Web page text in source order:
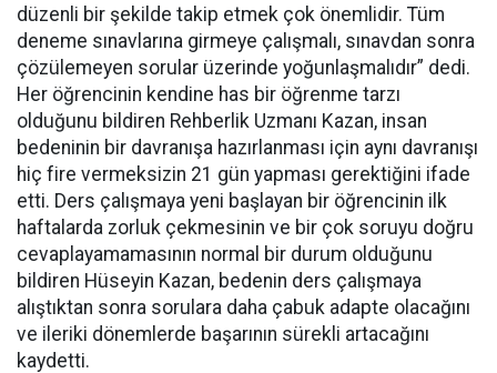
düzenli bir şekilde takip etmek çok önemlidir. Tüm
deneme sınavlarına girmeye çalışmalı, sınavdan sonra
çözülemeyen sorular üzerinde yoğunlaşmalıdır” dedi.
Her öğrencinin kendine has bir öğrenme tarzı
olduğunu bildiren Rehberlik Uzmanı Kazan, insan
bedeninin bir davranışa hazırlanması için aynı davranışı
hiç fire vermeksizin 21 gün yapması gerektiğini ifade
etti. Ders çalışmaya yeni başlayan bir öğrencinin ilk
haftalarda zorluk çekmesinin ve bir çok soruyu doğru
cevaplayamamasının normal bir durum olduğunu
bildiren Hüseyin Kazan, bedenin ders çalışmaya
alıştıktan sonra sorulara daha çabuk adapte olacağını
ve ileriki dönemlerde başarının sürekli artacağını
kaydetti.